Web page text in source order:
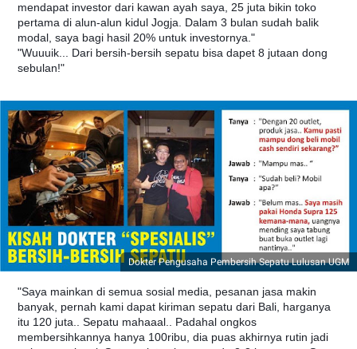
mendapat investor dari kawan ayah saya, 25 juta bikin toko
pertama di alun-alun kidul Jogja. Dalam 3 bulan sudah balik
modal, saya bagi hasil 20% untuk investornya."
"Wuuuik... Dari bersih-bersih sepatu bisa dapet 8 jutaan dong
sebulan!"
Dokter Pengusaha Pembersih Sepatu Lulusan UGM
"Saya mainkan di semua sosial media, pesanan jasa makin
banyak, pernah kami dapat kiriman sepatu dari Bali, harganya
itu 120 juta.. Sepatu mahaaal.. Padahal ongkos
membersihkannya hanya 100ribu, dia puas akhirnya rutin jadi